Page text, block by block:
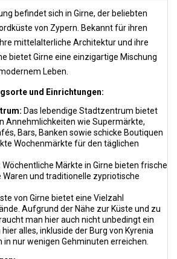
befindet sich in Girne, der beliebten
von Zypern. Bekannt für ihren
mittelalterliche Architektur und ihre
bietet Girne eine einzigartige Mischung
Leben.
und Einrichtungen:
Das lebendige Stadtzentrum bietet
Annehmlichkeiten wie Supermärkte,
Bars, Banken sowie schicke Boutiquen
Wochenmärkte für den täglichen
Wöchentliche Märkte in Girne bieten frische
Waren und traditionelle zypriotische
von Girne bietet eine Vielzahl
Aufgrund der Nähe zur Küste und zu
man hier auch nicht unbedingt ein
alles, inkluside der Burg von Kyrenia
in nur wenigen Gehminuten erreichen.